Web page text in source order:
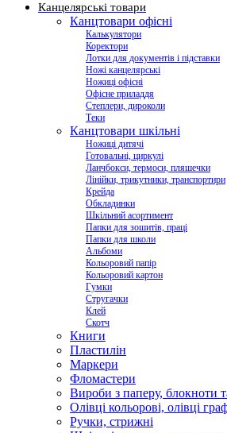
Канцелярські товари
Канцтовари офісні
Калькулятори
Коректори
Лотки для документів і підставки
Ножі канцелярські
Ножиці офісні
Офісне приладдя
Степлери, дироколи
Теки
Канцтовари шкільні
Ножиці дитячі
Готовальні, циркулі
Ланчбокси, термоси, пляшечки
Лінійки, трикутники, транспортири
Крейда
Обкладинки
Шкільний асортимент
Папки для зошитів, праці
Папки для школи
Альбоми
Кольоровий папір
Кольоровий картон
Гумки
Стругачки
Клей
Скотч
Книги
Пластилін
Маркери
Фломастери
Вироби з паперу, блокноти
Олівці кольорові, олівці
Ручки, стрижні